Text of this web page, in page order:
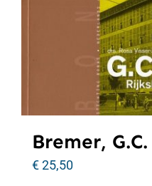
Bremer, G.C.
€25,50